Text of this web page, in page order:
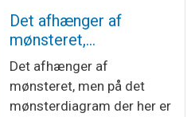
man snoningen på…
Det afhænger af
mønsteret,…
Det afhænger af
mønsteret, men på det
mønsterdiagram der her er